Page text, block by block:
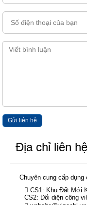
Số
điện
Nội
dung
Địa chỉ liên hệ
Chuyên cung cấp
CS1: Khu Đất Mới
CS2: Đối diện công